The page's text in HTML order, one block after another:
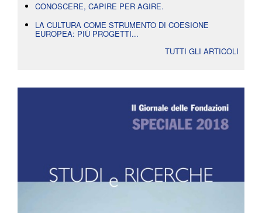
CONOSCERE, CAPIRE PER AGIRE.
LA CULTURA COME STRUMENTO DI COESIONE
EUROPEA: PIÙ PROGETTI...
TUTTI GLI ARTICOLI